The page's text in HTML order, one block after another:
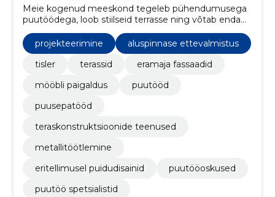
Meie kogenud meeskond tegeleb pühendumusega
puutöödega, loob stiilseid terrasse ning võtab enda
projekteerimine
aluspinnase ettevalmistus
tisler
terassid
eramaja fassaadid
mööbli paigaldus
puutööd
puusepatööd
teraskonstruktsioonide teenused
metallitöötlemine
eritellimusel puidudisainid
puutööoskused
puutöö spetsialistid